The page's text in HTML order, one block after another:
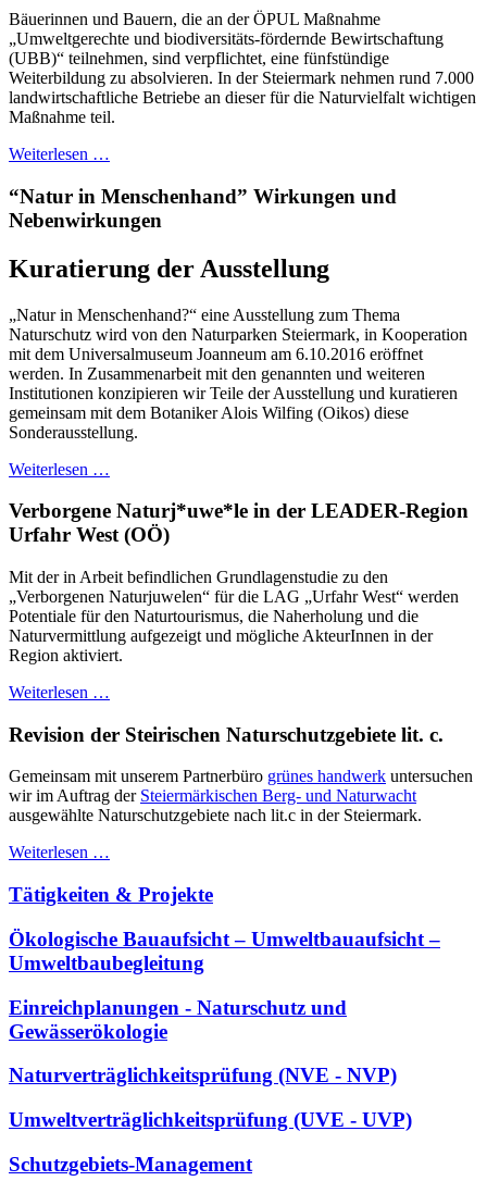
Bäuerinnen und Bauern, die an der ÖPUL Maßnahme
„Umweltgerechte und biodiversitäts-fördernde Bewirtschaftung
(UBB)“ teilnehmen, sind verpflichtet, eine fünfstündige
Weiterbildung zu absolvieren. In der Steiermark nehmen rund 7.000
landwirtschaftliche Betriebe an dieser für die Naturvielfalt wichtigen
Maßnahme teil.
Weiterlesen …
“Natur in Menschenhand” Wirkungen und
Nebenwirkungen
Kuratierung der Ausstellung
„Natur in Menschenhand?“ eine Ausstellung zum Thema
Naturschutz wird von den Naturparken Steiermark, in Kooperation
mit dem Universalmuseum Joanneum am 6.10.2016 eröffnet
werden. In Zusammenarbeit mit den genannten und weiteren
Institutionen konzipieren wir Teile der Ausstellung und kuratieren
gemeinsam mit dem Botaniker Alois Wilfing (Oikos) diese
Sonderausstellung.
Weiterlesen …
Verborgene Naturj*uwe*le in der LEADER-Region
Urfahr West (OÖ)
Mit der in Arbeit befindlichen Grundlagenstudie zu den
„Verborgenen Naturjuwelen“ für die LAG „Urfahr West“ werden
Potentiale für den Naturtourismus, die Naherholung und die
Naturvermittlung aufgezeigt und mögliche AkteurInnen in der
Region aktiviert.
Weiterlesen …
Revision der Steirischen Naturschutzgebiete lit. c.
Gemeinsam mit unserem Partnerbüro grünes handwerk untersuchen
wir im Auftrag der Steiermärkischen Berg- und Naturwacht
ausgewählte Naturschutzgebiete nach lit.c in der Steiermark.
Weiterlesen …
Tätigkeiten & Projekte
Ökologische Bauaufsicht – Umweltbauaufsicht –
Umweltbaubegleitung
Einreichplanungen - Naturschutz und
Gewässerökologie
Naturverträglichkeitsprüfung (NVE - NVP)
Umweltverträglichkeitsprüfung (UVE - UVP)
Schutzgebiets-Management